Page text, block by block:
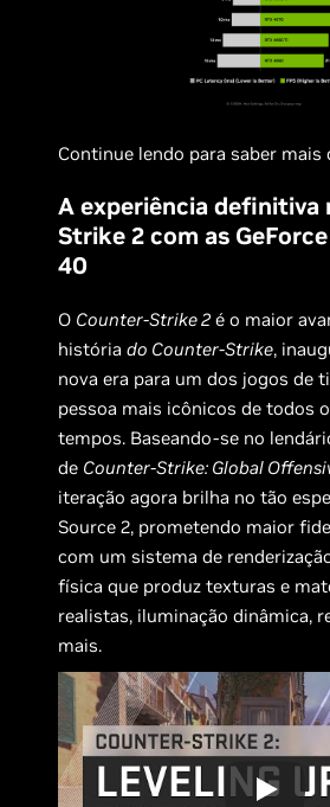
Continue lendo para saber mais
A experiência definitiva
Strike 2 com as
40
O Counter-Strike 2 é o maior
históriado Counter-Strike,
nova era para um dos jogos de
pessoa mais icônicos de todos
tempos. Baseando-se no
de Counter-Strike: Global
iteração agora brilha no tão
Source 2, prometendo maior
com um sistema de
física que produz texturas e
realistas, iluminação dinâmica,
mais.